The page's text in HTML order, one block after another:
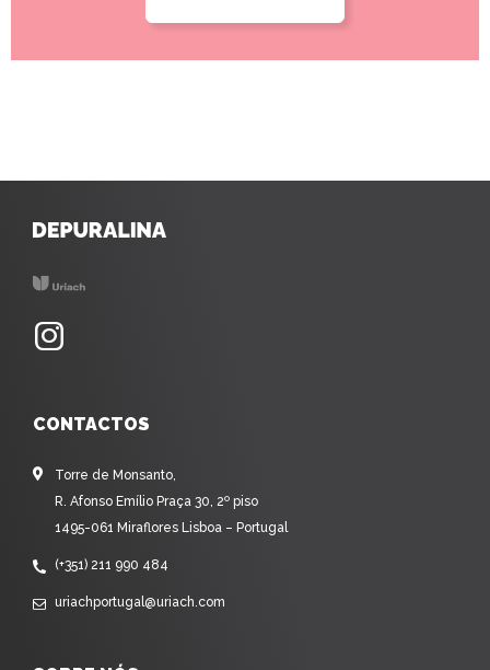
CONTACTOS
Torre de Monsanto,
R. Afonso Emílio Praça 30, 2º piso
1495-061 Miraflores Lisboa – Portugal
(+351) 211 990 484
uriachportugal@uriach.com